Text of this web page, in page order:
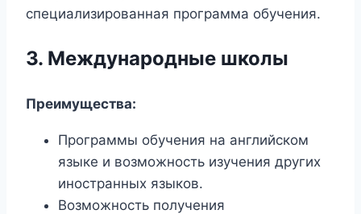
специализированная программа обучения.
3. Международные школы
Преимущества:
Программы обучения на английском
языке и возможность изучения других
иностранных языков.
Возможность получения